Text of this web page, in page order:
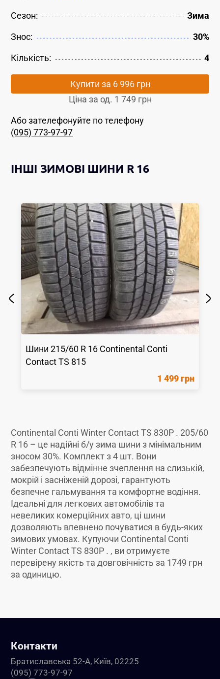
Сезон: Зима
Знос: 30%
Кількість: 4
Купити за 6 996 грн
Ціна за од. 1 749 грн
Або зателефонуйте по телефону
(095) 773-97-97
ІНШІ ЗИМОВІ ШИНИ R 16
Шини215/60 R 16 Continental Conti
Contact TS 815
1 499 грн
Continental Conti Winter Contact TS 830P . 205/60
R 16 – це надійні б/у зима шини з мінімальним
зносом 30%. Комплект з 4 шт. Вони
забезпечують відмінне зчеплення на слизькій,
мокрій і засніженій дорозі, гарантують
безпечне гальмування та комфортне водіння.
Ідеальні для легкових автомобілів та
невеликих комерційних авто, ці шини
дозволяють впевнено почуватися в будь-яких
зимових умовах. Купуючи Continental Conti
Winter Contact TS 830P . , ви отримуєте
перевірену якість та довговічність за 1749 грн
за одиницю.
Контакти
Братиславська 52-А, Київ, 02225
(095) 773-97-97